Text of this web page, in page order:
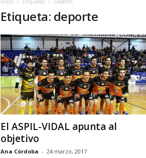
Inicio Etiquetas Deporte
Etiqueta: deporte
El ASPIL-VIDAL apunta al
objetivo
Ana Córdoba - 24 marzo, 2017